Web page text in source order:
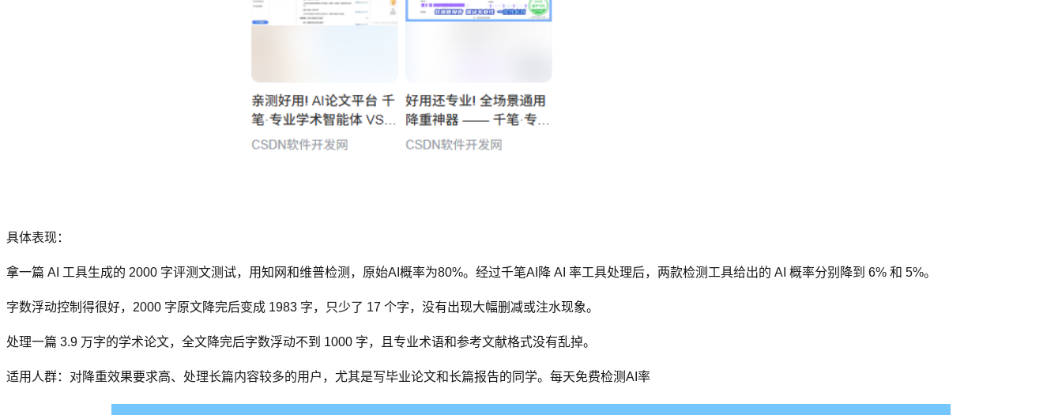
具体表现：
拿一篇 AI 工具生成的 2000 字评测文测试，用知网和维普检测，原始AI概率为80%。经过千笔AI降 AI 率工具处理后，两款检测工具给出的 AI 概率分别降到 6% 和 5%。
字数浮动控制得很好，2000 字原文降完后变成 1983 字，只少了 17 个字，没有出现大幅删减或注水现象。
处理一篇 3.9 万字的学术论文，全文降完后字数浮动不到 1000 字，且专业术语和参考文献格式没有乱掉。
适用人群：对降重效果要求高、处理长篇内容较多的用户，尤其是写毕业论文和长篇报告的同学。每天免费检测AI率